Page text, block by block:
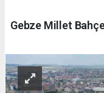
Gebze Millet